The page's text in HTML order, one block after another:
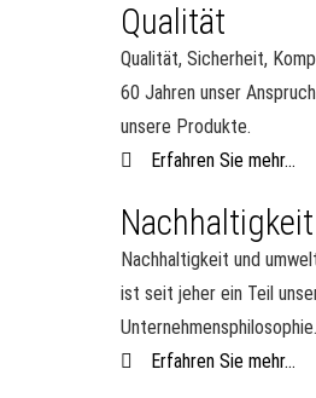
Qualität
Qualität, Sicherheit,
60 Jahren unser
unsere Produkte.
Erfahren Sie mehr...
Nachhaltigkeit
Nachhaltigkeit und
ist seit jeher ein Teil
Unternehmensphilosophie.
Erfahren Sie mehr...